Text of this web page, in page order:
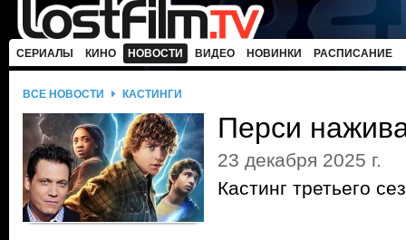
СЕРИАЛЫ КИНО НОВОСТИ ВИДЕО НОВИНКИ РАСПИСАНИЕ
ВСЕ НОВОСТИ КАСТИНГИ
Перси
23 декабря 2025 г.
Кастинг третьего